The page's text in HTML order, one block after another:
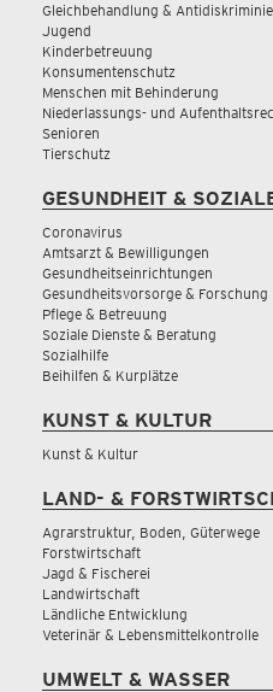
Gleichbehandlung &
Jugend
Kinderbetreuung
Konsumentenschutz
Menschen mit Behinderung
Niederlassungs- und
Senioren
Tierschutz
GESUNDHEIT &
Coronavirus
Amtsarzt & Bewilligungen
Gesundheitseinrichtungen
Gesundheitsvorsorge & Forschung
Pflege & Betreuung
Soziale Dienste & Beratung
Sozialhilfe
Beihilfen & Kurplätze
KUNST & KULTUR
Kunst & Kultur
LAND- &
Agrarstruktur, Boden, Güterwege
Forstwirtschaft
Jagd & Fischerei
Landwirtschaft
Ländliche Entwicklung
Veterinär & Lebensmittelkontrolle
UMWELT & WASSER